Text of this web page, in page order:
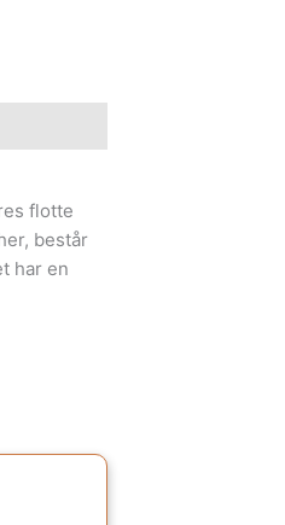
flotte
består
har en